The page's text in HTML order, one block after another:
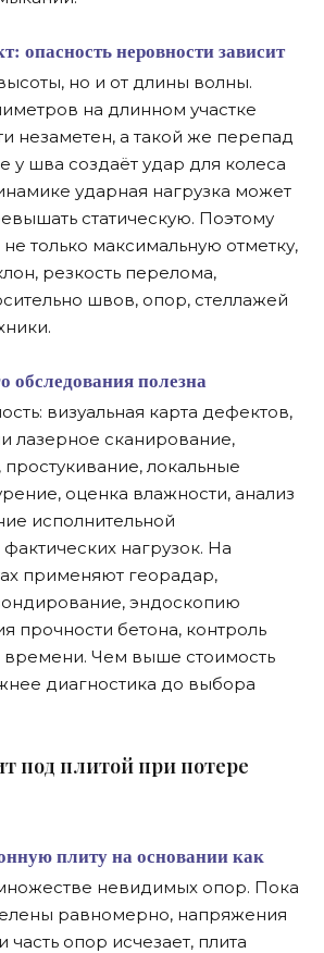
опасность неровности зависит
но и от длины волны.
на длинном участке
незаметен, а такой же перепад
у шва создаёт удар для колеса
ударная нагрузка может
статическую. Поэтому
только максимальную отметку,
резкость перелома,
швов, опор, стеллажей
визуальная карта дефектов,
лазерное сканирование,
локальные
оценка влажности, анализ
исполнительной
нагрузок. На
применяют георадар,
эндоскопию
прочности бетона, контроль
Чем выше стоимость
диагностика до выбора
под плитой при потере
невидимых опор. Пока
равномерно, напряжения
опор исчезает, плита